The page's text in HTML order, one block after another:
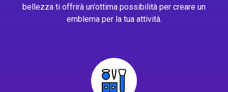
bellezza ti offrirà un'ottima possibilità per creare un
emblema per la tua attività.